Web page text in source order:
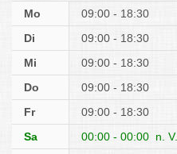
Mo
09:00 - 18:30
Di
09:00 - 18:30
Mi
09:00 - 18:30
Do
09:00 - 18:30
Fr
09:00 - 18:30
Sa
00:00 - 00:00 n. V.